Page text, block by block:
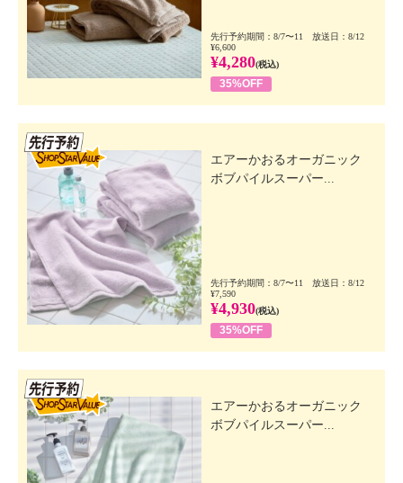
先行予約期間：8/7〜11 放送日：8/12
¥6,600
¥4,280(税込)
35%OFF
エアーかおるオーガニック
ボブパイルスーパー...
先行予約期間：8/7〜11 放送日：8/12
¥7,590
¥4,930(税込)
35%OFF
エアーかおるオーガニック
ボブパイルスーパー...